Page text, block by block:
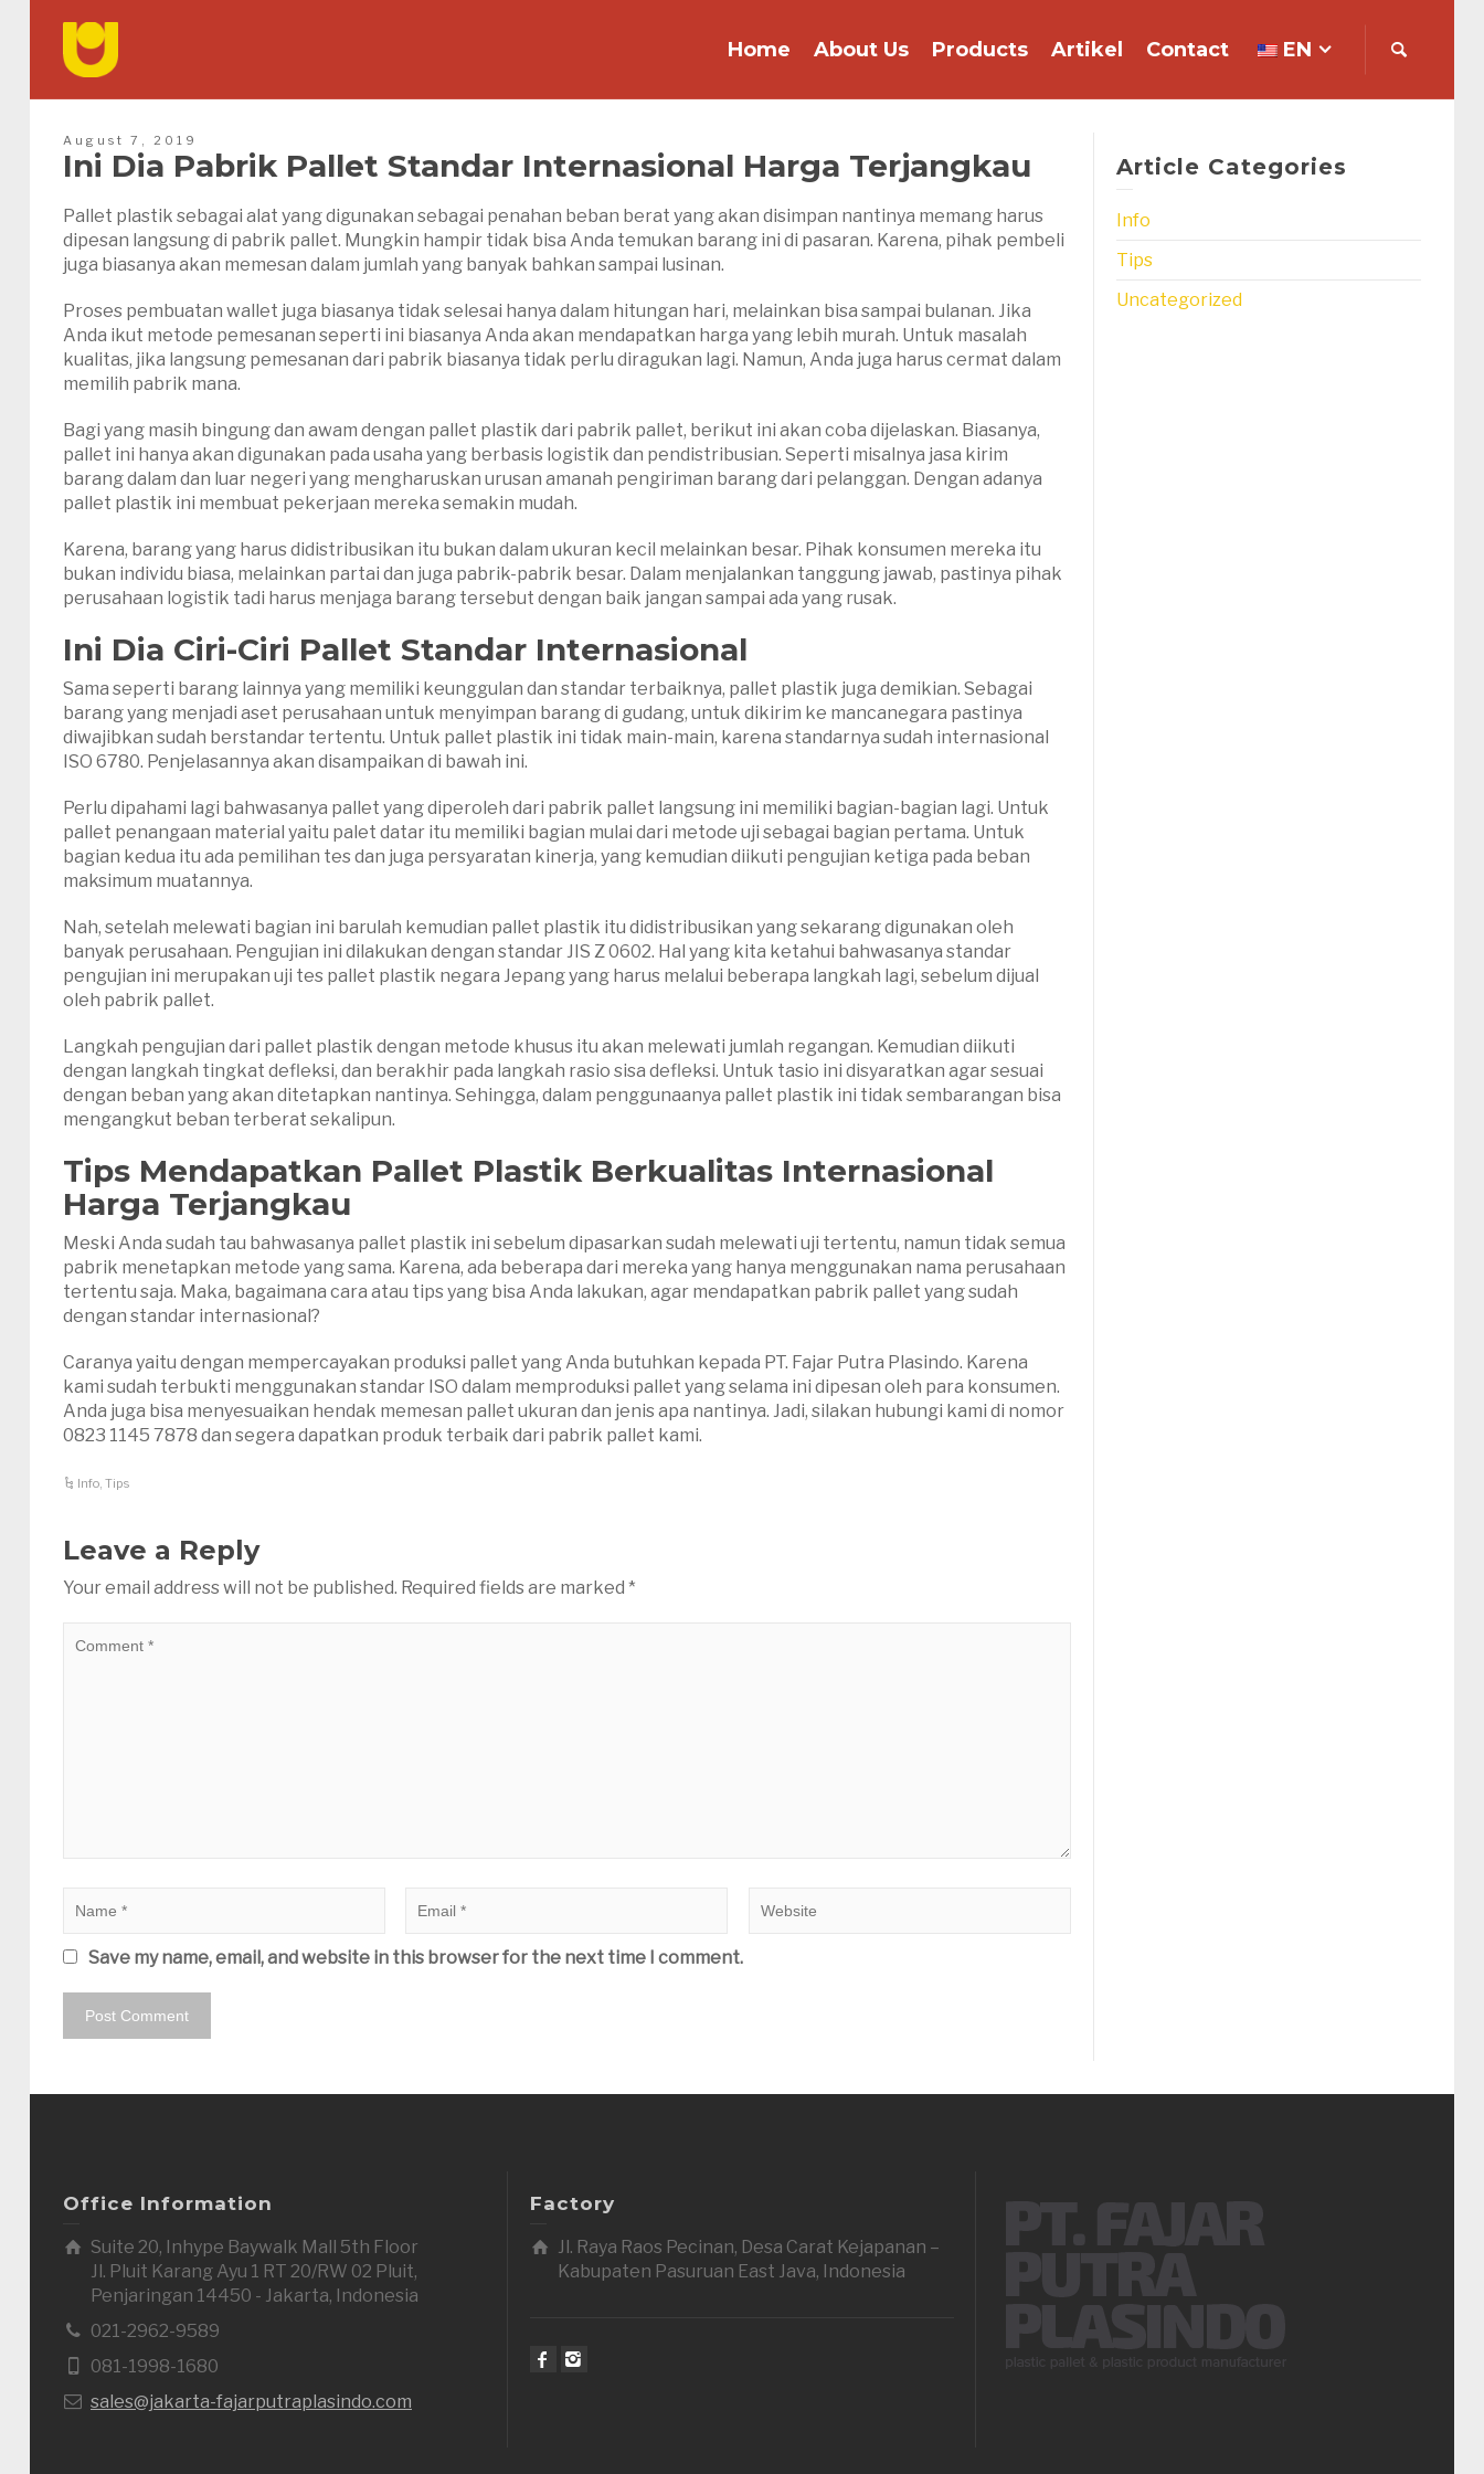
Home About Us Products Artikel Contact EN
August 7, 2019
Ini Dia Pabrik Pallet Standar Internasional Harga Terjangkau
Pallet plastik sebagai alat yang digunakan sebagai penahan beban berat yang akan disimpan nantinya memang harus
dipesan langsung di pabrik pallet. Mungkin hampir tidak bisa Anda temukan barang ini di pasaran. Karena, pihak pembeli
juga biasanya akan memesan dalam jumlah yang banyak bahkan sampai lusinan.
Proses pembuatan wallet juga biasanya tidak selesai hanya dalam hitungan hari, melainkan bisa sampai bulanan. Jika
Anda ikut metode pemesanan seperti ini biasanya Anda akan mendapatkan harga yang lebih murah. Untuk masalah
kualitas, jika langsung pemesanan dari pabrik biasanya tidak perlu diragukan lagi. Namun, Anda juga harus cermat dalam
memilih pabrik mana.
Bagi yang masih bingung dan awam dengan pallet plastik dari pabrik pallet, berikut ini akan coba dijelaskan. Biasanya,
pallet ini hanya akan digunakan pada usaha yang berbasis logistik dan pendistribusian. Seperti misalnya jasa kirim
barang dalam dan luar negeri yang mengharuskan urusan amanah pengiriman barang dari pelanggan. Dengan adanya
pallet plastik ini membuat pekerjaan mereka semakin mudah.
Karena, barang yang harus didistribusikan itu bukan dalam ukuran kecil melainkan besar. Pihak konsumen mereka itu
bukan individu biasa, melainkan partai dan juga pabrik-pabrik besar. Dalam menjalankan tanggung jawab, pastinya pihak
perusahaan logistik tadi harus menjaga barang tersebut dengan baik jangan sampai ada yang rusak.
Ini Dia Ciri-Ciri Pallet Standar Internasional
Sama seperti barang lainnya yang memiliki keunggulan dan standar terbaiknya, pallet plastik juga demikian. Sebagai
barang yang menjadi aset perusahaan untuk menyimpan barang di gudang, untuk dikirim ke mancanegara pastinya
diwajibkan sudah berstandar tertentu. Untuk pallet plastik ini tidak main-main, karena standarnya sudah internasional
ISO 6780. Penjelasannya akan disampaikan di bawah ini.
Perlu dipahami lagi bahwasanya pallet yang diperoleh dari pabrik pallet langsung ini memiliki bagian-bagian lagi. Untuk
pallet penangaan material yaitu palet datar itu memiliki bagian mulai dari metode uji sebagai bagian pertama. Untuk
bagian kedua itu ada pemilihan tes dan juga persyaratan kinerja, yang kemudian diikuti pengujian ketiga pada beban
maksimum muatannya.
Nah, setelah melewati bagian ini barulah kemudian pallet plastik itu didistribusikan yang sekarang digunakan oleh
banyak perusahaan. Pengujian ini dilakukan dengan standar JIS Z 0602. Hal yang kita ketahui bahwasanya standar
pengujian ini merupakan uji tes pallet plastik negara Jepang yang harus melalui beberapa langkah lagi, sebelum dijual
oleh pabrik pallet.
Langkah pengujian dari pallet plastik dengan metode khusus itu akan melewati jumlah regangan. Kemudian diikuti
dengan langkah tingkat defleksi, dan berakhir pada langkah rasio sisa defleksi. Untuk tasio ini disyaratkan agar sesuai
dengan beban yang akan ditetapkan nantinya. Sehingga, dalam penggunaanya pallet plastik ini tidak sembarangan bisa
mengangkut beban terberat sekalipun.
Tips Mendapatkan Pallet Plastik Berkualitas Internasional
Harga Terjangkau
Meski Anda sudah tau bahwasanya pallet plastik ini sebelum dipasarkan sudah melewati uji tertentu, namun tidak semua
pabrik menetapkan metode yang sama. Karena, ada beberapa dari mereka yang hanya menggunakan nama perusahaan
tertentu saja. Maka, bagaimana cara atau tips yang bisa Anda lakukan, agar mendapatkan pabrik pallet yang sudah
dengan standar internasional?
Caranya yaitu dengan mempercayakan produksi pallet yang Anda butuhkan kepada PT. Fajar Putra Plasindo. Karena
kami sudah terbukti menggunakan standar ISO dalam memproduksi pallet yang selama ini dipesan oleh para konsumen.
Anda juga bisa menyesuaikan hendak memesan pallet ukuran dan jenis apa nantinya. Jadi, silakan hubungi kami di nomor
0823 1145 7878 dan segera dapatkan produk terbaik dari pabrik pallet kami.
Info,Tips
Leave a Reply
Your email address will not be published. Required fields are marked *
Save my name, email, and website in this browser for the next time I comment.
Article Categories
Info
Tips
Uncategorized
Office Information
Suite 20, Inhype Baywalk Mall 5th Floor
Jl. Pluit Karang Ayu 1 RT 20/RW 02 Pluit,
Penjaringan 14450 - Jakarta, Indonesia
021-2962-9589
081-1998-1680
sales@jakarta-fajarputraplasindo.com
Factory
Jl. Raya Raos Pecinan, Desa Carat Kejapanan –
Kabupaten Pasuruan East Java, Indonesia